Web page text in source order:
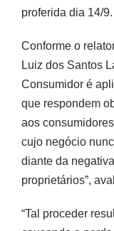
proferida dia 14/9.
Conforme o
Luiz dos Santos
Consumidor é
que respondem
aos
cujo negócio
diante da
proprietários”,
“Tal proceder